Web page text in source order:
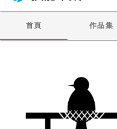
首頁 作品集